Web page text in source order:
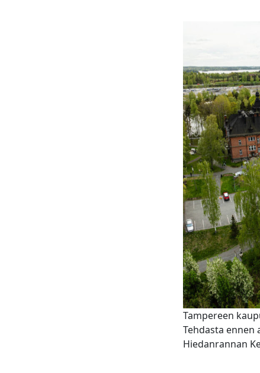
Tampereen
Tehdasta ennen
Hiedanrannan